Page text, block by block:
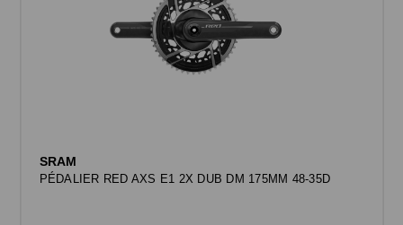
SRAM
PÉDALIER RED AXS E1 2X DUB DM 175MM 48-35D